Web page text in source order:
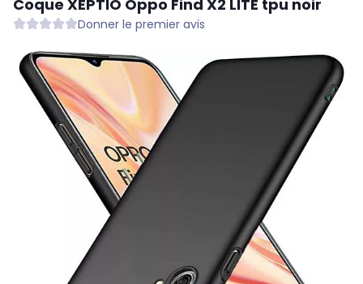
Coque XEPTIO Oppo Find X2 LITE tpu noir
Donner le premier avis